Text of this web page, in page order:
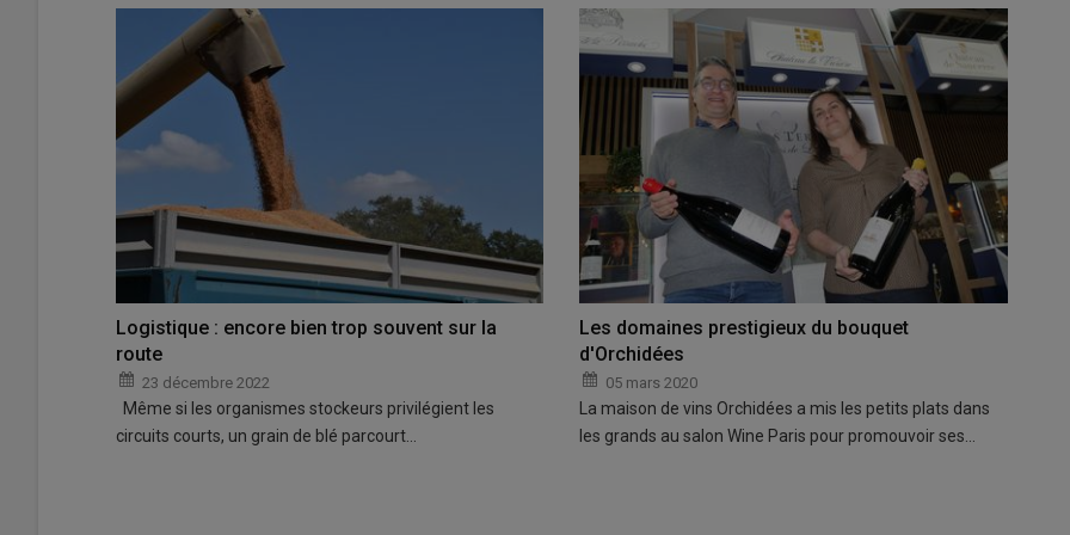
Logistique : encore bien trop souvent sur la
route
23 décembre 2022
Même si les organismes stockeurs privilégient les
circuits courts, un grain de blé parcourt…
Les domaines prestigieux du bouquet
d'Orchidées
05 mars 2020
La maison de vins Orchidées a mis les petits plats dans
les grands au salon Wine Paris pour promouvoir ses…